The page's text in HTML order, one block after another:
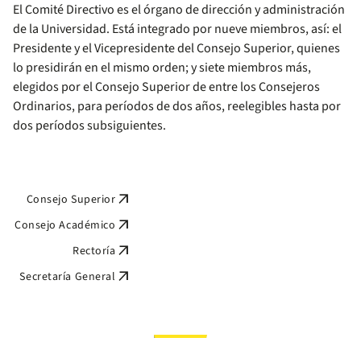
El Comité Directivo es el órgano de dirección y administración
de la Universidad. Está integrado por nueve miembros, así: el
Presidente y el Vicepresidente del Consejo Superior, quienes
lo presidirán en el mismo orden; y siete miembros más,
elegidos por el Consejo Superior de entre los Consejeros
Ordinarios, para períodos de dos años, reelegibles hasta por
dos períodos subsiguientes.
Consejo Superior arrow_outward
Consejo Académico arrow_outward
Rectoría arrow_outward
Secretaría General arrow_outward